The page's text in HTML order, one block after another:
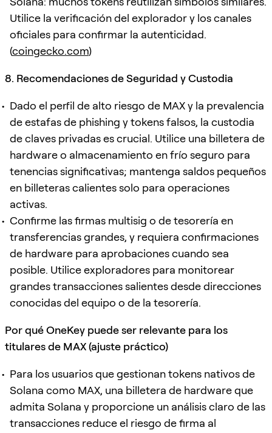
Utilice la verificación del explorador y los canales
oficiales para confirmar la autenticidad.
(coingecko.com)
8. Recomendaciones de Seguridad y Custodia
Dado el perfil de alto riesgo de MAX y la prevalencia
de estafas de phishing y tokens falsos, la custodia
de claves privadas es crucial. Utilice una billetera de
hardware o almacenamiento en frío seguro para
tenencias significativas; mantenga saldos pequeños
en billeteras calientes solo para operaciones
activas.
Confirme las firmas multisig o de tesorería en
transferencias grandes, y requiera confirmaciones
de hardware para aprobaciones cuando sea
posible. Utilice exploradores para monitorear
grandes transacciones salientes desde direcciones
conocidas del equipo o de la tesorería.
Por qué OneKey puede ser relevante para los
titulares de MAX (ajuste práctico)
Para los usuarios que gestionan tokens nativos de
Solana como MAX, una billetera de hardware que
admita Solana y proporcione un análisis claro de las
transacciones reduce el riesgo de firma al